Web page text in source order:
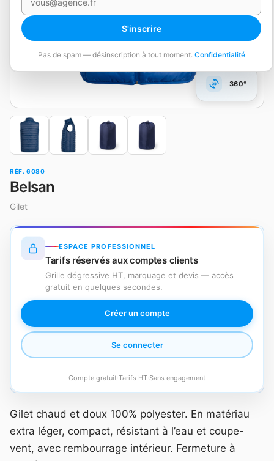
S'inscrire
Pas de spam — désinscription à tout moment. Confidentialité
360°
RÉF. 6080
Belsan
Gilet
ESPACE PROFESSIONNEL
Tarifs réservés aux comptes clients
Grille dégressive HT, marquage et devis — accès
gratuit en quelques secondes.
Créer un compte
Se connecter
Compte gratuit·Tarifs HT·Sans engagement
Gilet chaud et doux 100% polyester. En matériau
extra léger, compact, résistant à l’eau et coupe-
vent, avec rembourrage intérieur. Fermeture à